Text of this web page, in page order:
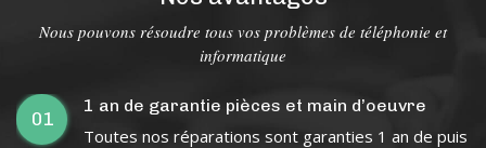
Nous pouvons résoudre tous vos problèmes de téléphonie et
informatique
01
1 an de garantie pièces et main d’oeuvre
Toutes nos réparations sont garanties 1 an de puis